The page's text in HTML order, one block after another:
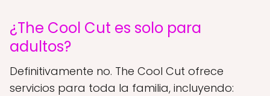
¿The Cool Cut es solo para
adultos?
Definitivamente no. The Cool Cut ofrece
servicios para toda la familia, incluyendo: